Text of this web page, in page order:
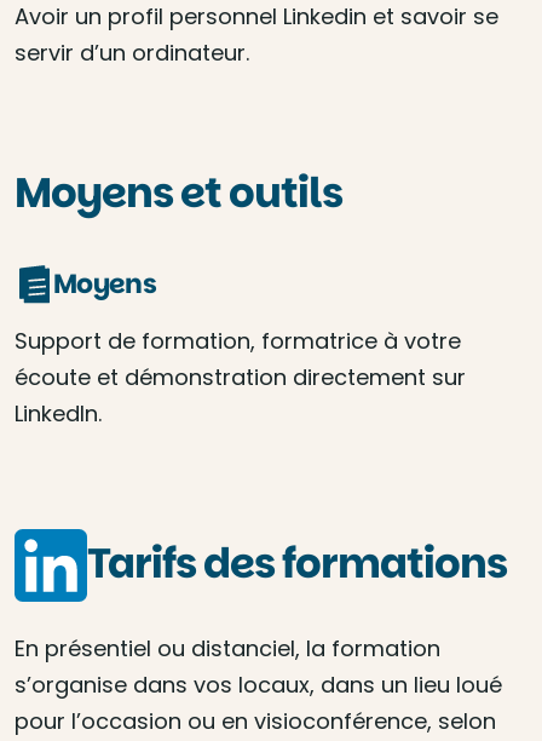
Avoir un profil personnel Linkedin et savoir se
servir d’un ordinateur.
Moyens et outils
Moyens
Support de formation, formatrice à votre
écoute et démonstration directement sur
LinkedIn.
Tarifs des formations
En présentiel ou distanciel, la formation
s’organise dans vos locaux, dans un lieu loué
pour l’occasion ou en visioconférence, selon